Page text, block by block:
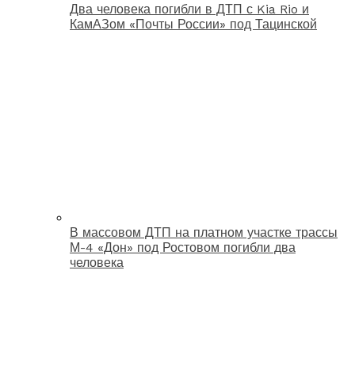
Два человека погибли в ДТП с Kia Rio и
КамАЗом «Почты России» под Тацинской
В массовом ДТП на платном участке трассы
М-4 «Дон» под Ростовом погибли два
человека